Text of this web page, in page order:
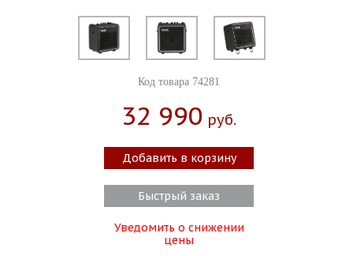
Код товара 74281
32 990 Руб.
Добавить в корзину
Быстрый заказ
Уведомить о снижении
цены